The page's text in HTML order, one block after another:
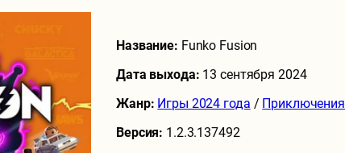
Название: Funko Fusion
Дата выхода: 13 сентября 2024
Жанр: Игры 2024 года / Приключения
Версия: 1.2.3.137492